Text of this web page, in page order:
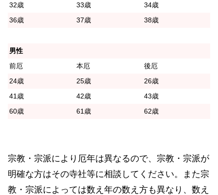
32歳
33歳
34歳
36歳
37歳 38歳
男性
前厄
本厄
後厄
24歳
25歳
26歳
41歳
42歳
43歳
60歳
61歳 62歳
宗教・宗派により厄年は異なるので、宗教・宗派が
明確な方はその寺社等に相談してください。また宗
教・宗派によっては数え年の数え方も異なり、数え